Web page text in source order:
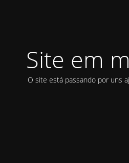
Site em
O site está passando por uns